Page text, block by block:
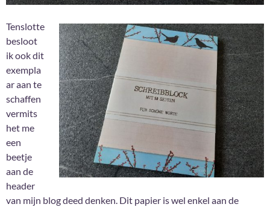
Tenslotte
besloot
ik ook dit
exempla
ar aan te
schaffen
vermits
het me
een
beetje
aan de
header
van mijn blog deed denken. Dit papier is wel enkel aan de